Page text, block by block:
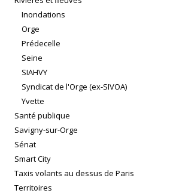
Inondations
Orge
Prédecelle
Seine
SIAHVY
Syndicat de l'Orge (ex-SIVOA)
Yvette
Santé publique
Savigny-sur-Orge
Sénat
Smart City
Taxis volants au dessus de Paris
Territoires